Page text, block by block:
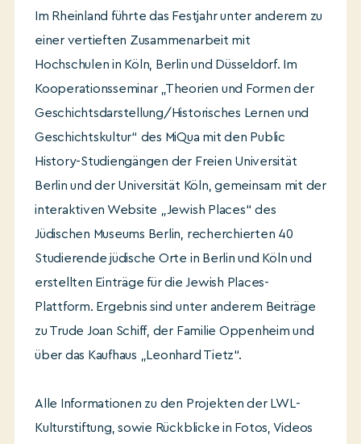
Im Rheinland führte das Festjahr unter anderem zu
einer vertieften Zusammenarbeit mit
Hochschulen in Köln, Berlin und Düsseldorf. Im
Kooperationsseminar „Theorien und Formen der
Geschichtsdarstellung/Historisches Lernen und
Geschichtskultur“ des MiQua mit den Public
History-Studiengängen der Freien Universität
Berlin und der Universität Köln, gemeinsam mit der
interaktiven Website „Jewish Places“ des
Jüdischen Museums Berlin, recherchierten 40
Studierende jüdische Orte in Berlin und Köln und
erstellten Einträge für die Jewish Places-
Plattform. Ergebnis sind unter anderem Beiträge
zu Trude Joan Schiff, der Familie Oppenheim und
über das Kaufhaus „Leonhard Tietz“.
Alle Informationen zu den Projekten der LWL-
Kulturstiftung, sowie Rückblicke in Fotos, Videos